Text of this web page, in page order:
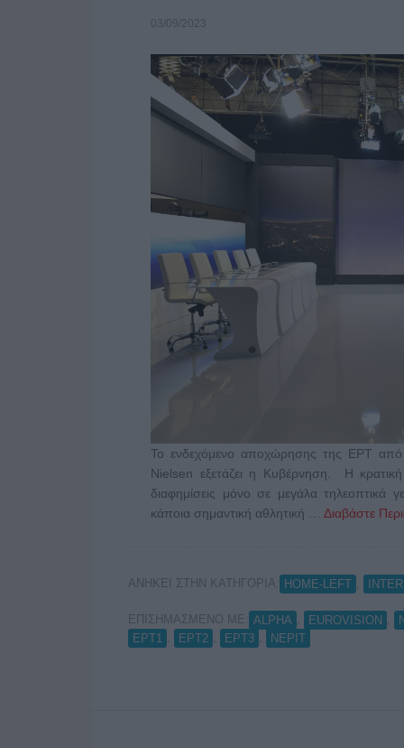
03/09/2023
Το ενδεχόμενο αποχώρησης της ΕΡΤ από
Nielsen εξετάζει η Κυβέρνηση. Η κρατική
διαφημίσεις μόνο σε μεγάλα τηλεοπτικά
κάποια σημαντική αθλητική … Διαβάστε
ΑΝΗΚΕΙ ΣΤΗΝ ΚΑΤΗΓΟΡΙΑ: HOME-LEFT
ΕΠΙΣΗΜΑΣΜΕΝΟ ΜΕ: ALPHA EUROVISION
ΕΡΤ1
ΕΡΤ2 ΕΡΤ3 ΝΕΡΙΤ